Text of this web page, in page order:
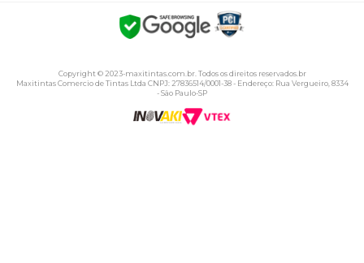
Copyright © 2023-maxitintas.com.br. Todos os direitos reservados.br
Maxitintas Comercio de Tintas Ltda CNPJ: 27836514/0001-38 - Endereço: Rua Vergueiro, 8334
- São Paulo-SP